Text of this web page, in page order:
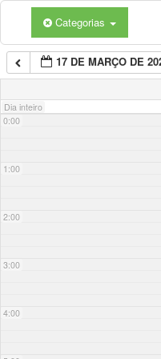
Categorias
17 DE MARÇO DE
Dia inteiro
0:00
1:00
2:00
3:00
4:00